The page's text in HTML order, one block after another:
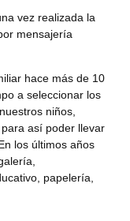
vez realizada la
mensajería
hace más de 10
a seleccionar los
niños,
así poder llevar
los últimos años
papelería,